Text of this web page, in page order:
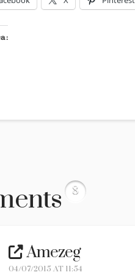
:
8
Amezeg
04/07/2015 AT 11:54